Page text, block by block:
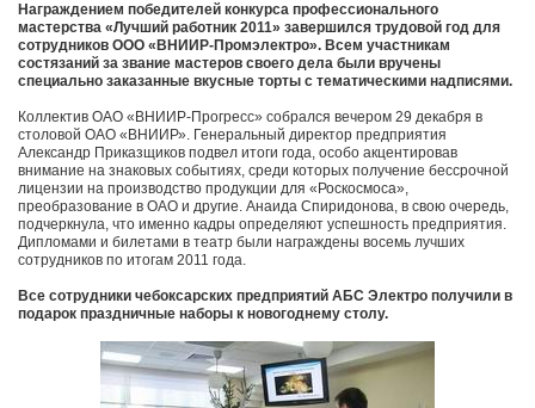
Награждением победителей конкурса профессионального
мастерства «Лучший работник 2011» завершился трудовой год для
сотрудников ООО «ВНИИР-Промэлектро». Всем участникам
состязаний за звание мастеров своего дела были вручены
специально заказанные вкусные торты с тематическими надписями.
Коллектив ОАО «ВНИИР-Прогресс» собрался вечером 29 декабря в
столовой ОАО «ВНИИР». Генеральный директор предприятия
Александр Приказщиков подвел итоги года, особо акцентировав
внимание на знаковых событиях, среди которых получение бессрочной
лицензии на производство продукции для «Роскосмоса»,
преобразование в ОАО и другие. Анаида Спиридонова, в свою очередь,
подчеркнула, что именно кадры определяют успешность предприятия.
Дипломами и билетами в театр были награждены восемь лучших
сотрудников по итогам 2011 года.
Все сотрудники чебоксарских предприятий АБС Электро получили в
подарок праздничные наборы к новогоднему столу.